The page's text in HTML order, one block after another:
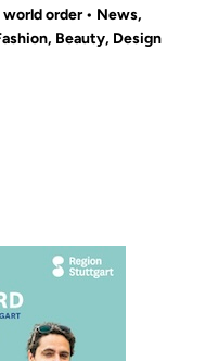
order • News,
Beauty, Design